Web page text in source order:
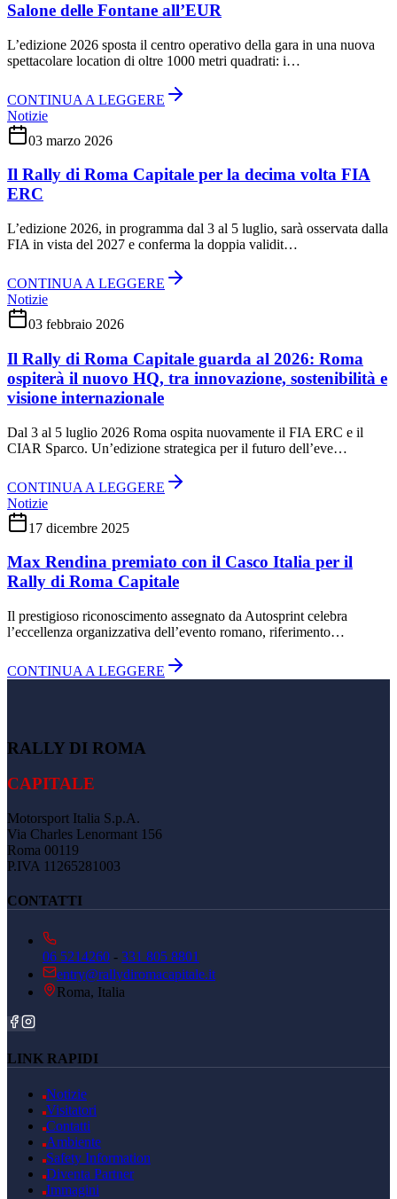
Salone delle Fontane all’EUR
L’edizione 2026 sposta il centro operativo della gara in una nuova
spettacolare location di oltre 1000 metri quadrati: i…
CONTINUA A LEGGERE
Notizie
03 marzo 2026
Il Rally di Roma Capitale per la decima volta FIA
ERC
L’edizione 2026, in programma dal 3 al 5 luglio, sarà osservata dalla
FIA in vista del 2027 e conferma la doppia validit…
CONTINUA A LEGGERE
Notizie
03 febbraio 2026
Il Rally di Roma Capitale guarda al 2026: Roma
ospiterà il nuovo HQ, tra innovazione, sostenibilità e
visione internazionale
Dal 3 al 5 luglio 2026 Roma ospita nuovamente il FIA ERC e il
CIAR Sparco. Un’edizione strategica per il futuro dell’eve…
CONTINUA A LEGGERE
Notizie
17 dicembre 2025
Max Rendina premiato con il Casco Italia per il
Rally di Roma Capitale
Il prestigioso riconoscimento assegnato da Autosprint celebra
l’eccellenza organizzativa dell’evento romano, riferimento…
CONTINUA A LEGGERE
RALLY DI ROMA
CAPITALE
Motorsport Italia S.p.A.
Via Charles Lenormant 156
Roma 00119
P.IVA 11265281003
CONTATTI
06 5214260 - 331 805 8801
entry@rallydiromacapitale.it
Roma, Italia
LINK RAPIDI
Notizie
Visitatori
Contatti
Ambiente
Safety Information
Diventa Partner
Immagini